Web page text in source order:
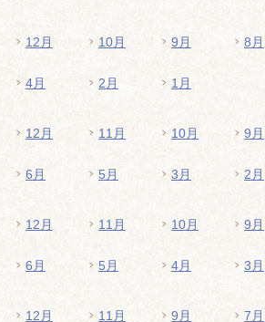
12月 10月 9月 8月
4月 2月 1月
12月 11月 10月 9月
6月 5月 3月 2月
12月 11月 10月 9月
6月 5月 4月 3月
12月 11月 9月 7月